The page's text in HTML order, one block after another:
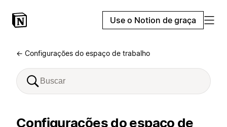
Use o Notion de graça
← Configurações do espaço de trabalho
Configurações do espaço de